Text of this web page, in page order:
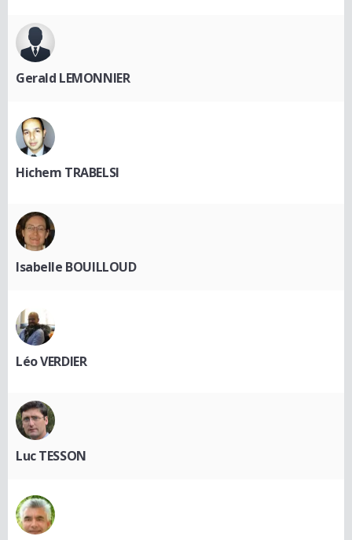
Gerald LEMONNIER
Hichem TRABELSI
Isabelle BOUILLOUD
Léo VERDIER
Luc TESSON